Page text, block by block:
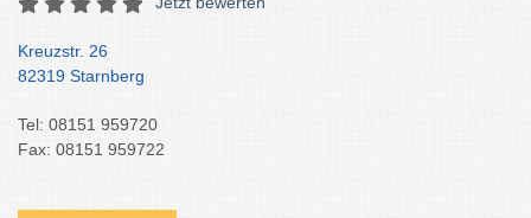
Kreuzstr. 26
82319 Starnberg
Tel: 08151 959720
Fax: 08151 959722